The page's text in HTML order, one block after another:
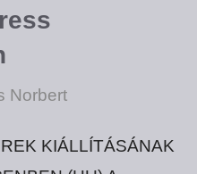
Norbert
KIÁLLÍTÁSÁNAK